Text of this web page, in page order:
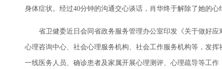
身体症状。经过40分钟的沟通交心谈话，肖华终于解除了她的心
省卫健委近日会同省政务服务管理办公室印发《关于做好应
心理咨询中心、社会心理服务机构、社会工作服务机构等，发
一线医务人员、确诊患者及家属开展心理测评、心理疏导等工